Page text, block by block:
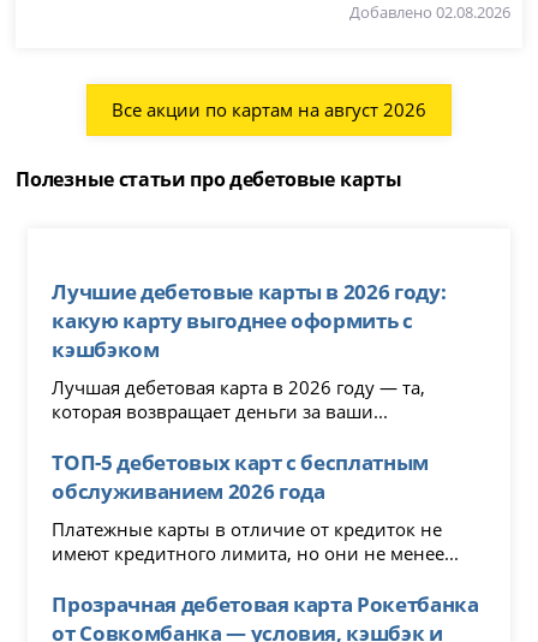
Добавлено 02.08.2026
Все акции по картам на август 2026
Полезные статьи про дебетовые карты
Лучшие дебетовые карты в 2026 году:
какую карту выгоднее оформить с
кэшбэком
Лучшая дебетовая карта в 2026 году — та,
которая возвращает деньги за ваши...
ТОП-5 дебетовых карт с бесплатным
обслуживанием 2026 года
Платежные карты в отличие от кредиток не
имеют кредитного лимита, но они не менее...
Прозрачная дебетовая карта Рокетбанка
от Совкомбанка — условия, кэшбэк и